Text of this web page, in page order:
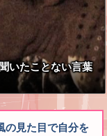
いたことない言葉
の見た目で自分を